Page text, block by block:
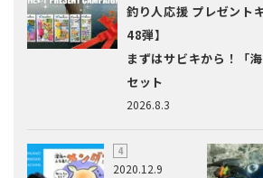
2026.8.3
釣り人応援 プレゼント
48弾】
まずはサビキから！「
セット
2020.12.9